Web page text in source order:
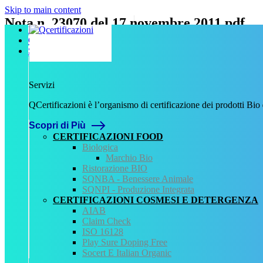
Skip to main content
Home
Chi Siamo
Servizi
Servizi
QCertificazioni è l’organismo di certificazione dei prodotti
Scopri di Più
CERTIFICAZIONI FOOD
Biologica
Marchio Bio
Ristorazione BIO
SQNBA - Benessere Animale
SQNPI - Produzione Integrata
CERTIFICAZIONI COSMESI E DETERGENZA
AIAB
Claim Check
ISO 16128
Play Sure Doping Free
Socert E Italian Organic
Nota n. 23070 del 17 novembre 2011.pdf
Scritto da
Precedente
QCertificazioni
CHI SIAMO
SERVIZI
REGISTRO CERTIFICATI
AREA DOWNLOAD
POLITICA QHSE
FAQ – DOMANDE FREQUENTI
CONTATTI
BIOLOGICA